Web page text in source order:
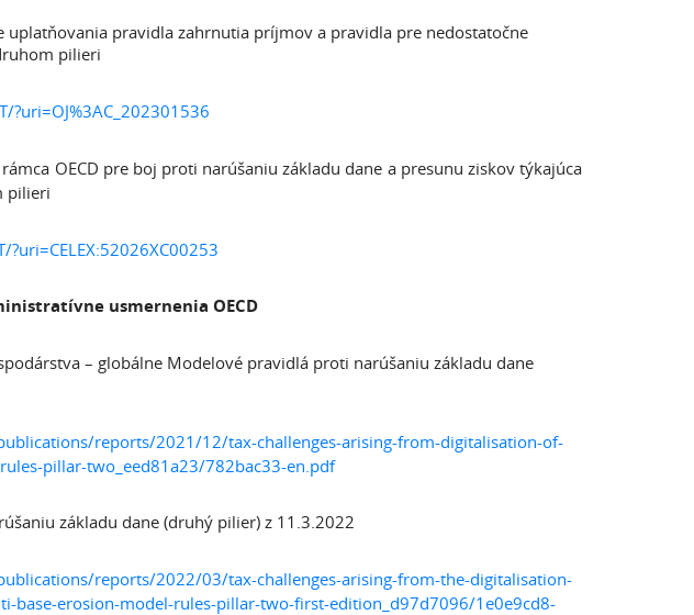
uplatňovania pravidla zahrnutia príjmov a pravidla pre nedostatočne
pilieri
?uri=OJ%3AC_202301536
OECD pre boj proti narúšaniu základu dane a presunu ziskov týkajúca
pilieri
usmernenia OECD
– globálne Modelové pravidlá proti narúšaniu základu dane
reports/2021/12/tax-challenges-arising-from-digitalisation-of-
pillar-two_eed81a23/782bac33-en.pdf
základu dane (druhý pilier) z 11.3.2022
reports/2022/03/tax-challenges-arising-from-the-digitalisation-
base-erosion-model-rules-pillar-two-first-edition_d97d7096/1e0e9cd8-